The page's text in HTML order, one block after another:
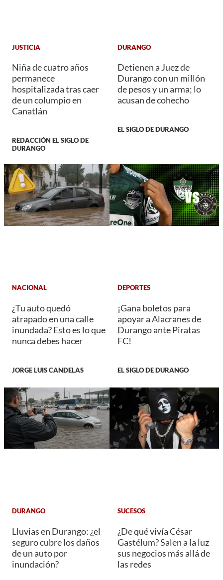
JUSTICIA
Niña de cuatro años
permanece
hospitalizada tras caer
de un columpio en
Canatlán
REDACCIÓN EL SIGLO DE
DURANGO
DURANGO
Detienen a Juez de
Durango con un millón
de pesos y un arma; lo
acusan de cohecho
EL SIGLO DE DURANGO
NACIONAL
¿Tu auto quedó
atrapado en una calle
inundada? Esto es lo que
nunca debes hacer
JORGE LUIS CANDELAS
DEPORTES
¡Gana boletos para
apoyar a Alacranes de
Durango ante Piratas
FC!
EL SIGLO DE DURANGO
DURANGO
Lluvias en Durango: ¿el
seguro cubre los daños
de un auto por
inundación?
SUCESOS
¿De qué vivía César
Gastélum? Salen a la luz
sus negocios más allá de
las redes